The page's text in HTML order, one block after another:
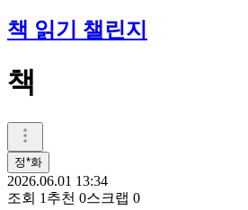
책 읽기 챌린지
책
정*화
2026.06.01 13:34
조회 1 추천 0스크랩 0